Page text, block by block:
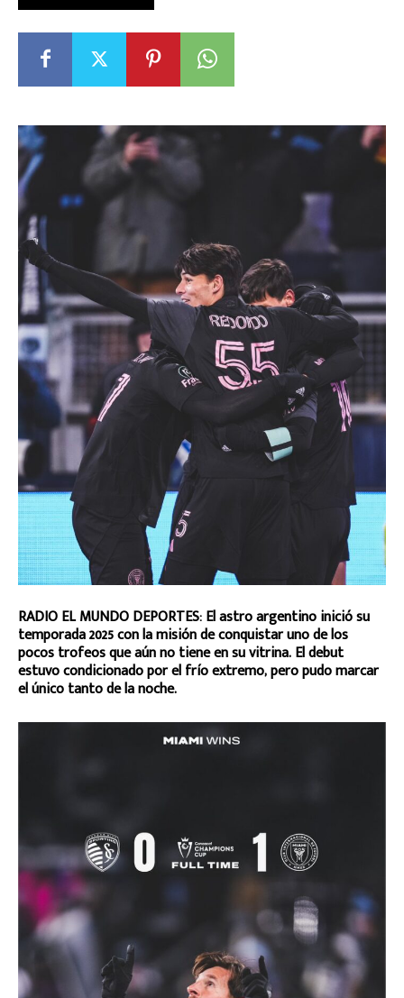
RADIO EL MUNDO DEPORTES: El astro argentino inició su
temporada 2025 con la misión de conquistar uno de los
pocos trofeos que aún no tiene en su vitrina. El debut
estuvo condicionado por el frío extremo, pero pudo marcar
el único tanto de la noche.